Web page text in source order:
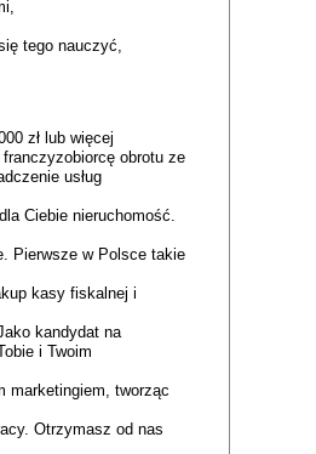
tego nauczyć,
zł lub więcej
obrotu ze
usług
Ciebie nieruchomość.
Pierwsze w Polsce takie
kasy fiskalnej i
kandydat na
i Twoim
marketingiem, tworząc
Otrzymasz od nas